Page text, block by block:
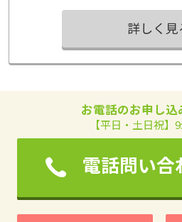
詳しく見
お電話のお申し込
【平日・土日祝】
電話問い合